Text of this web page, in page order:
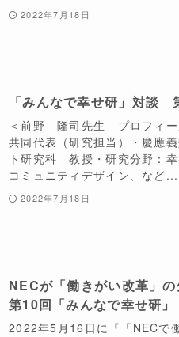
2022年7月18日
「みんなで幸せ研」対談
＜前野 隆司先生 プロフィー
共同代表（研究担当）・慶應
ト研究科 教授・研究分野：幸
コミュニティデザイン、など...
2022年7月18日
NECが「働きがい改革」
第10回「みんなで幸せ研
2022年5月16日に『「NECで